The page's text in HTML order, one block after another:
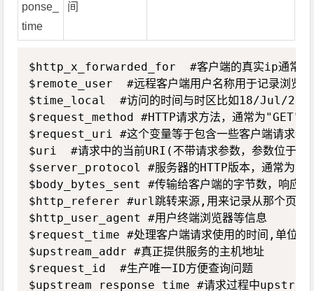
ponse_
time
间
$http_x_forwarded_for  #客户端的真实ip通常web
$remote_user  #远程客户端用户名称用于记录浏览者
$time_local  #访问的时间与时区比如18/Jul/
$request_method #HTTP请求方法，通常为"GET"
$request_uri #这个变量等于包含一些客户端请求参
$uri  #请求中的当前URI(不带请求参数，参数位于
$server_protocol #服务器的HTTP版本，通常
$body_bytes_sent #传输给客户端的字节数，响应
$http_referer #url跳转来源,用来记录从那个页面链
$http_user_agent #用户终端浏览器等信息
$request_time #处理客户端请求使用的时间,单位为秒
$upstream_addr #真正提供服务的主机地址
$request_id  #生产唯一ID方便查询问题
Copy